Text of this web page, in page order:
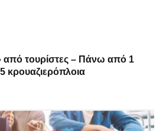
από τουρίστες – Πάνω από 1
κρουαζιερόπλοια